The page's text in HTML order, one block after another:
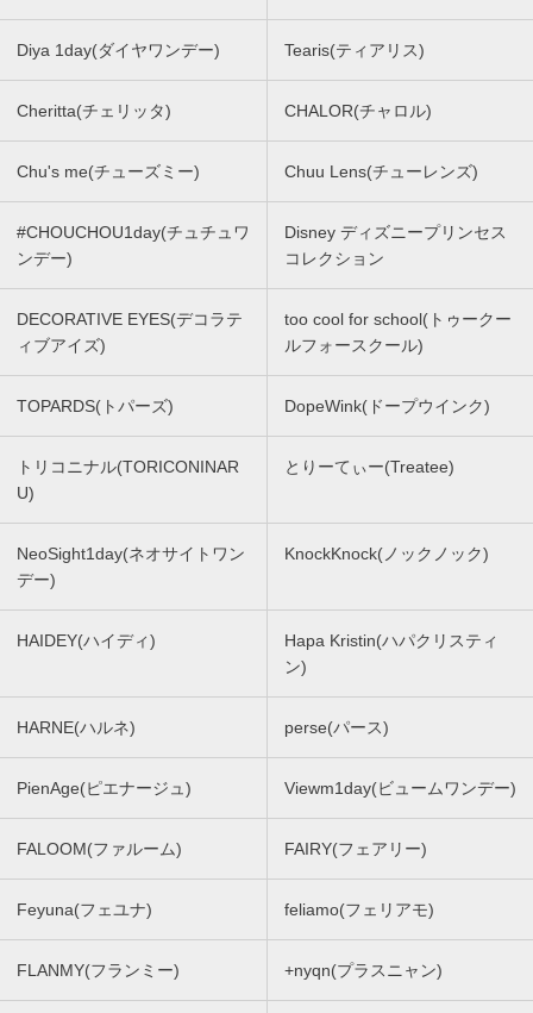
Diya 1day(ダイヤワンデー) Tearis(ティアリス)
Cheritta(チェリッタ) CHALOR(チャロル)
Chu's me(チューズミー) Chuu Lens(チューレンズ)
#CHOUCHOU1day(チュチュワ
ンデー)
Disney ディズニープリンセス
コレクション
DECORATIVE EYES(デコラテ
ィブアイズ)
too cool for school(トゥークー
ルフォースクール)
TOPARDS(トパーズ) DopeWink(ドープウインク)
トリコニナル(TORICONINAR
U)
とりーてぃー(Treatee)
NeoSight1day(ネオサイトワン
デー)
KnockKnock(ノックノック)
HAIDEY(ハイディ)
Hapa Kristin(ハパクリスティ
ン)
HARNE(ハルネ) perse(パース)
PienAge(ピエナージュ) Viewm1day(ビュームワンデー)
FALOOM(ファルーム) FAIRY(フェアリー)
Feyuna(フェユナ) feliamo(フェリアモ)
FLANMY(フランミー) +nyqn(プラスニャン)